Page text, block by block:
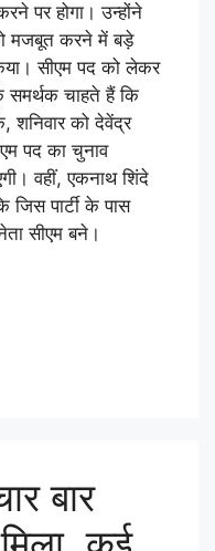
पर होगा। उन्होंने
को मजबूत करने में बड़े
सीएम पद को लेकर
समर्थक चाहते हैं कि
शनिवार को देवेंद्र
पद का चुनाव
वहीं, एकनाथ शिंदे
जिस पार्टी के पास
सीएम बने।
बार